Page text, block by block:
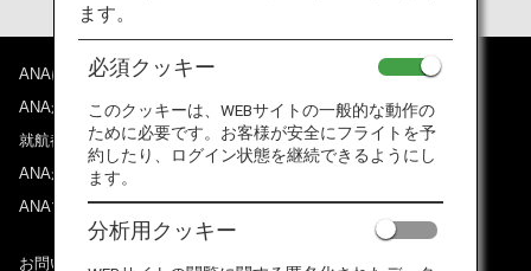
ANAについて
ANAからのお知らせ
就航都市
ANAがお約束する体験
ANAマイレージクラブ
お問い合わせ
ます。
必須クッキー
このクッキーは、WEBサイトの一般的な動作の
ために必要です。お客様が安全にフライトを予
約したり、ログイン状態を継続できるようにし
ます。
分析用クッキー